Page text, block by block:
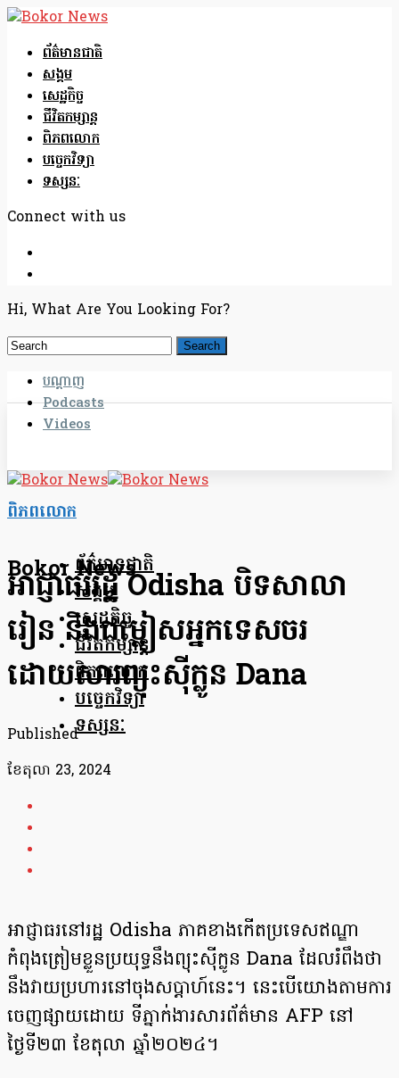
ព័ត៌មានជាតិ
សង្គម
សេដ្ឋកិច្ច
ជីវិតកម្សាន្ត
ពិភពលោក
បច្ចេកវិទ្យា
ទស្សនៈ
Connect with us
Hi, What Are You Looking For?
បណ្តាញ
Podcasts
Videos
Bokor News
ព័ត៌មានជាតិ
សង្គម
សេដ្ឋកិច្ច
ជីវិតកម្សាន្ត
ពិភពលោក
បច្ចេកវិទ្យា
ទស្សនៈ
ពិភពលោក
អាជ្ញាធររដ្ឋ Odisha បិទសាលា
រៀន និងជម្លៀសអ្នកទេសចរ
ដោយសារព្យុះស៊ីក្លូន Dana
Published
ខែ​តុលា 23, 2024
អាជ្ញាធរនៅរដ្ឋ Odisha ភាគខាងកើតប្រទេសឥណ្ឌា
កំពុងត្រៀមខ្លួនប្រយុទ្ធនឹងព្យុះស៊ីក្លូន Dana ដែលរំពឹងថា
នឹងវាយប្រហារនៅចុងសប្តាហ៍នេះ។ នេះបើយោងតាមការ
ចេញផ្សាយដោយ ទីភ្នាក់ងារសារព័ត៌មាន AFP នៅ
ថ្ងៃទី២៣ ខែតុលា ឆ្នាំ២០២៤។